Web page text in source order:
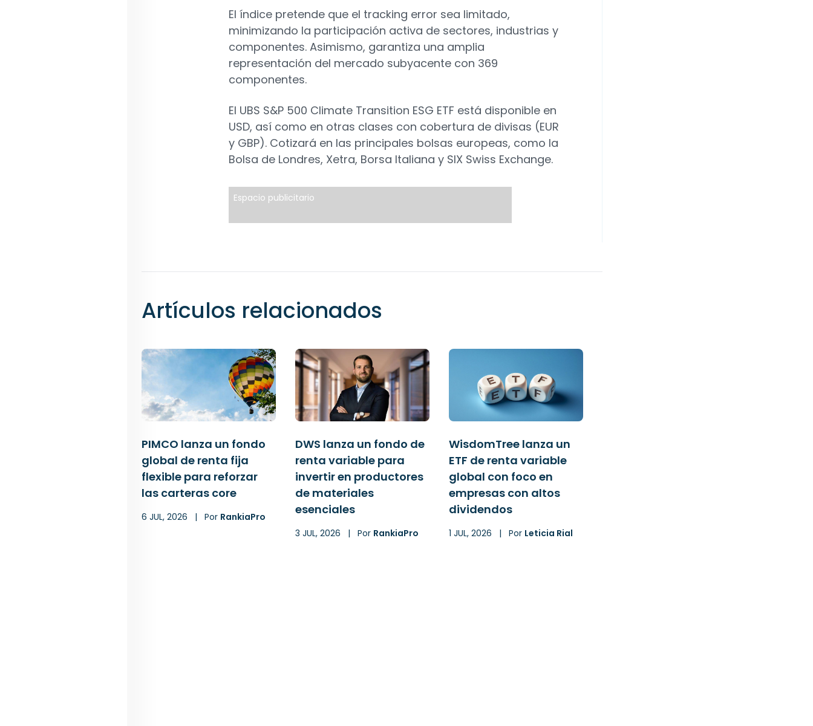
El índice pretende que el tracking error sea limitado,
minimizando la participación activa de sectores, industrias y
componentes. Asimismo, garantiza una amplia
representación del mercado subyacente con 369
componentes.
El UBS S&P 500 Climate Transition ESG ETF está disponible en
USD, así como en otras clases con cobertura de divisas (EUR
y GBP). Cotizará en las principales bolsas europeas, como la
Bolsa de Londres, Xetra, Borsa Italiana y SIX Swiss Exchange.
Espacio publicitario
Artículos relacionados
PIMCO lanza un fondo
global de renta fija
flexible para reforzar
las carteras core
6 JUL, 2026 | Por RankiaPro
DWS lanza un fondo de
renta variable para
invertir en productores
de materiales
esenciales
3 JUL, 2026 | Por RankiaPro
WisdomTree lanza un
ETF de renta variable
global con foco en
empresas con altos
dividendos
1 JUL, 2026 | Por Leticia Rial